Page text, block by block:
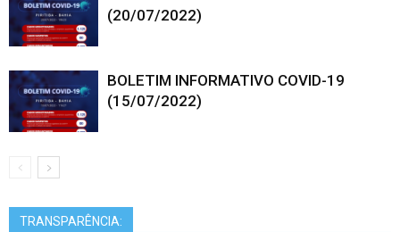
(20/07/2022)
BOLETIM INFORMATIVO COVID-19
(15/07/2022)
TRANSPARÊNCIA: